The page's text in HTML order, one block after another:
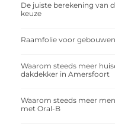
De juiste berekening van
keuze
Raamfolie voor
Waarom steeds meer
dakdekker in Amersfoort
Waarom steeds meer
met Oral-B